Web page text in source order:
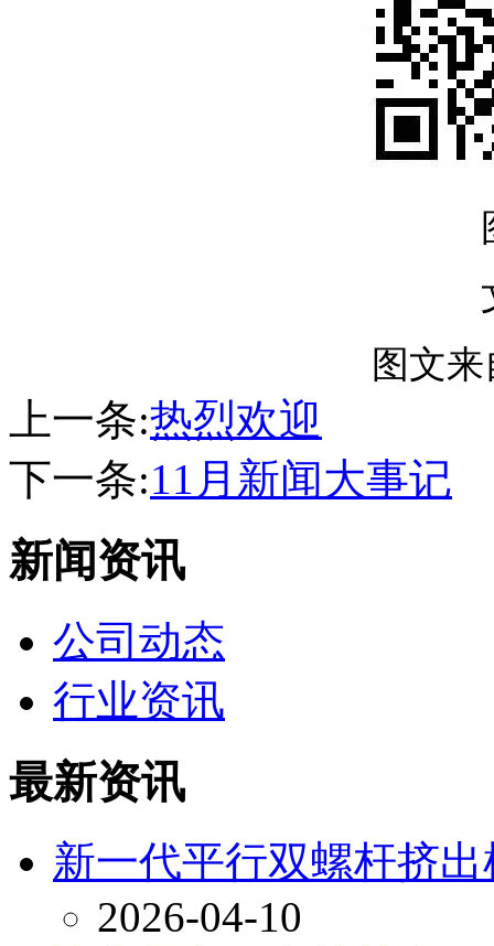
图文
上一条:热烈欢迎
下一条:11月新闻大事记
新闻资讯
公司动态
行业资讯
最新资讯
新一代平行双螺杆挤
2026-04-10